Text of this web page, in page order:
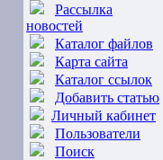
Рассылка
новостей
Каталог файлов
Карта сайта
Каталог ссылок
Добавить статью
Личный кабинет
Пользователи
Поиск